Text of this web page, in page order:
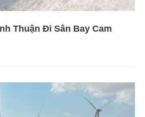
Thuận Đi Sân Bay Cam